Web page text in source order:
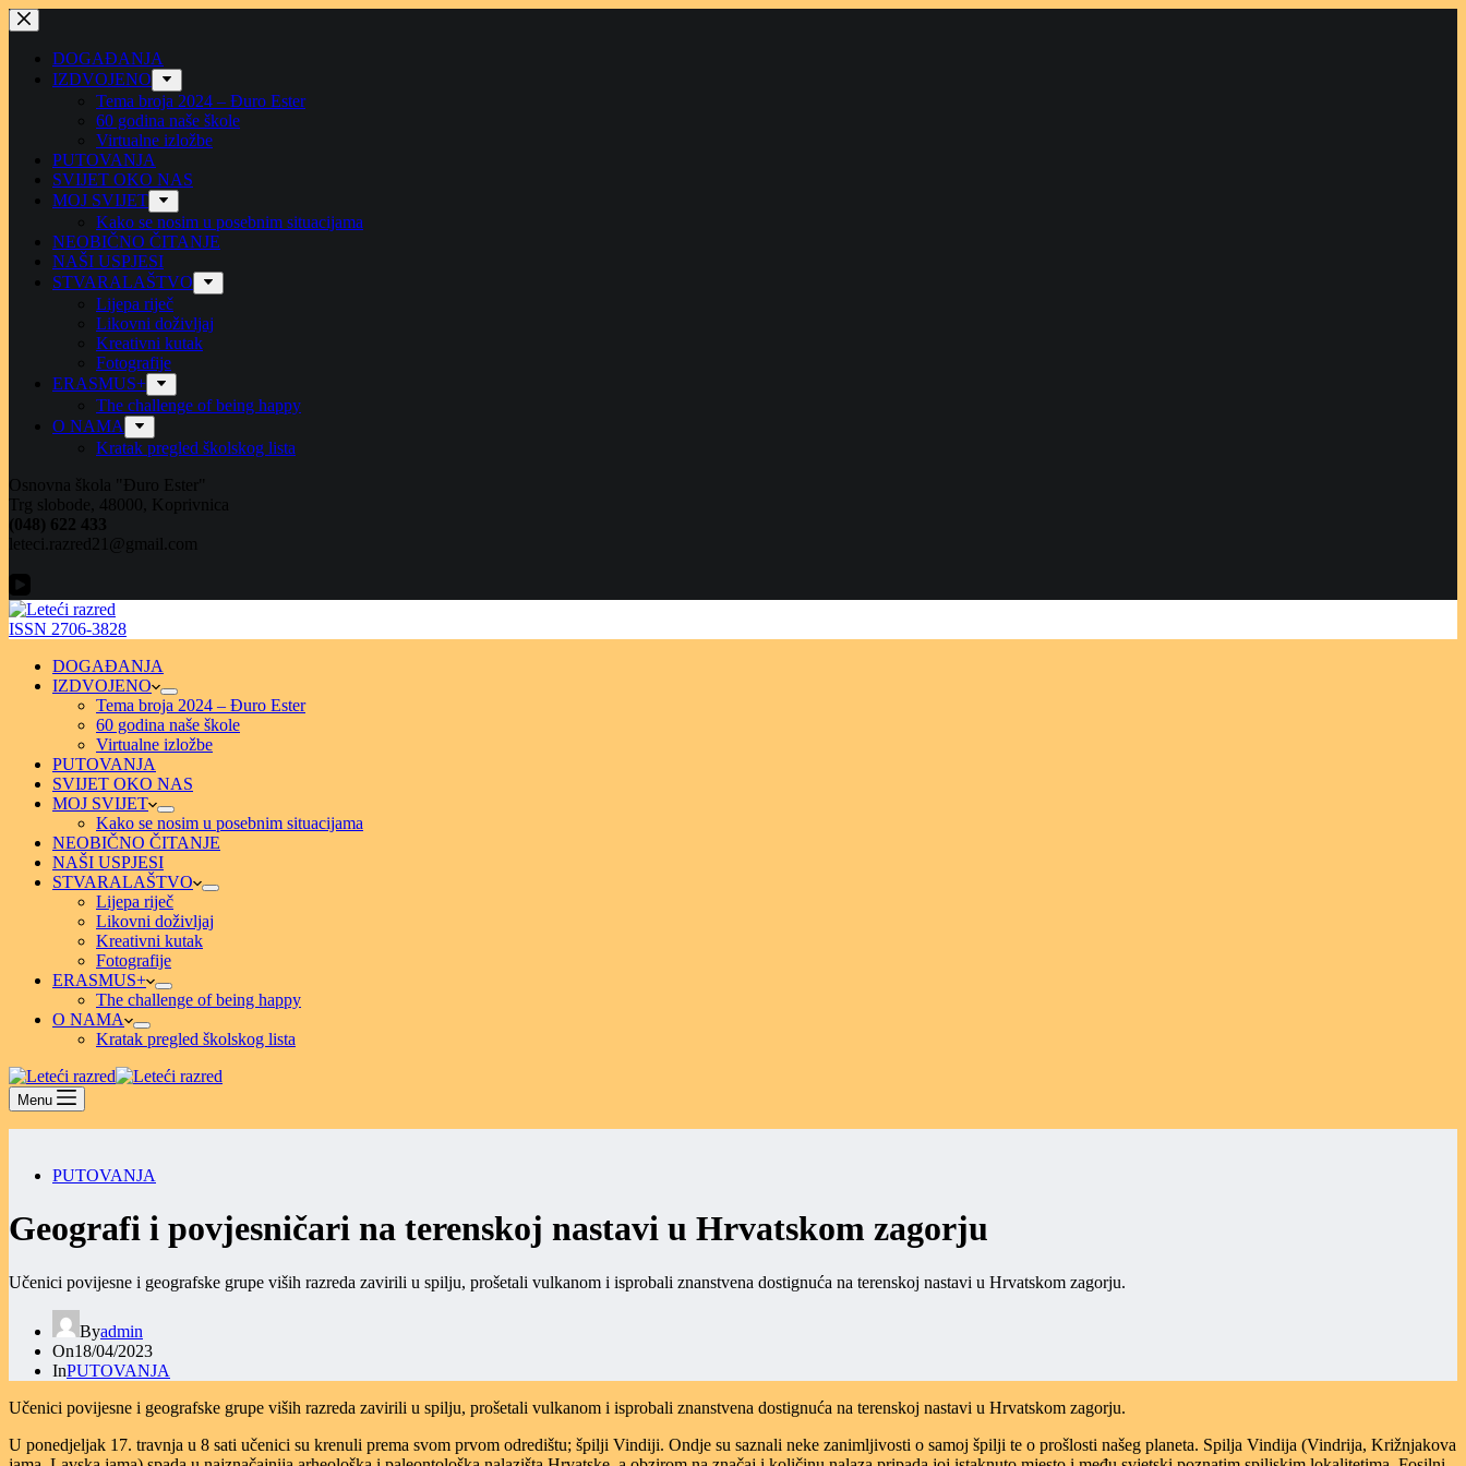
Preskoči
na
sadržajDOGAĐANJA
IZDVOJENO
Tema broja 2024 – Đuro Ester
60 godina naše škole
Virtualne izložbe
PUTOVANJA
SVIJET OKO NAS
MOJ SVIJET
Kako se nosim u posebnim situacijama
NEOBIČNO ČITANJE
NAŠI USPJESI
STVARALAŠTVO
Lijepa riječ
Likovni doživljaj
Kreativni kutak
Fotografije
ERASMUS+
The challenge of being happy
O NAMA
Kratak pregled školskog lista
Osnovna škola "Đuro Ester"
Trg slobode, 48000, Koprivnica
(048) 622 433
leteci.razred21@gmail.com
ISSN 2706-3828
DOGAĐANJA
IZDVOJENO
Tema broja 2024 – Đuro Ester
60 godina naše škole
Virtualne izložbe
PUTOVANJA
SVIJET OKO NAS
MOJ SVIJET
Kako se nosim u posebnim situacijama
NEOBIČNO ČITANJE
NAŠI USPJESI
STVARALAŠTVO
Lijepa riječ
Likovni doživljaj
Kreativni kutak
Fotografije
ERASMUS+
The challenge of being happy
O NAMA
Kratak pregled školskog lista
Menu
PUTOVANJA
Geografi i povjesničari na terenskoj nastavi u Hrvatskom zagorju
Učenici povijesne i geografske grupe viših razreda zavirili u spilju, prošetali vulkanom i isprobali znanstvena dostignuća na terenskoj nastavi u Hrvatskom zagorju.
Byadmin
On18/04/2023
InPUTOVANJA
Učenici povijesne i geografske grupe viših razreda zavirili u spilju, prošetali vulkanom i isprobali znanstvena dostignuća na terenskoj nastavi u Hrvatskom zagorju.
U ponedjeljak 17. travnja u 8 sati učenici su krenuli prema svom prvom odredištu; špilji Vindiji. Ondje su saznali neke zanimljivosti o samoj špilji te o prošlosti našeg planeta. Spilja Vindija (Vindrija, Križnjakova